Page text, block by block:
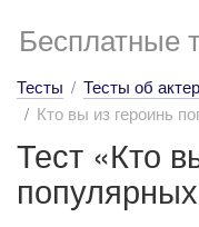
Бесплатные
Тесты
Тесты об
Кто вы из героинь
Тест «Кто